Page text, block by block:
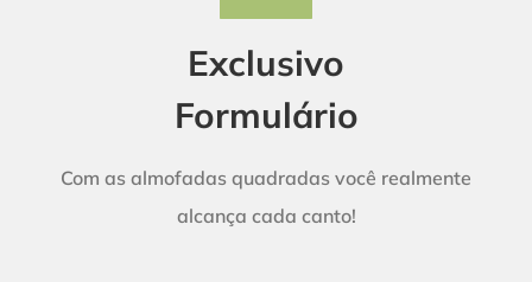
Exclusivo
Formulário
Com as almofadas quadradas você realmente
alcança cada canto!